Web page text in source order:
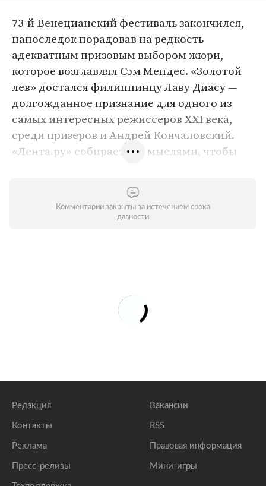
73-й Венецианский фестиваль закончился,
напоследок порадовав на редкость
адекватным призовым выбором жюри,
которое возглавлял Сэм Мендес. «Золотой
лев» достался филиппинцу Лаву Диасу —
долгожданное признание для одного из
самых интересных режиссеров ХХI века,
среди призеров и Андрей Кончаловский.
«Лента.ру» собирается с мыслями, чтобы
Комментарии закрыты за истечением срока
давности
Редакция
Контакты
Реклама
Пресс-релизы
Вакансии
RSS
Правовая информация
Мини-игры